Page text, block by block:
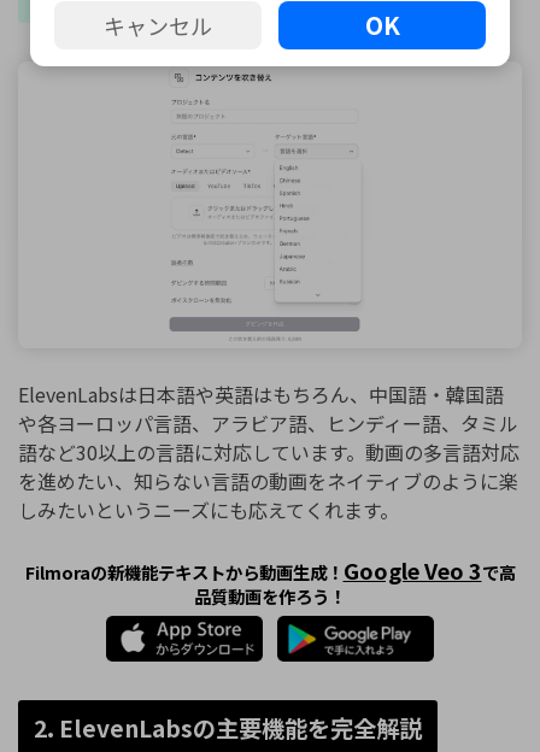
ElevenLabsは日本語や英語はもちろん、中国語・韓国語
や各ヨーロッパ言語、アラビア語、ヒンディー語、タミル
語など30以上の言語に対応しています。動画の多言語対応
を進めたい、知らない言語の動画をネイティブのように楽
しみたいというニーズにも応えてくれます。
Filmoraの新機能テキストから動画生成！ Google Veo 3で高
品質動画を作ろう！
2. ElevenLabsの主要機能を完全解説
キャンセル OK